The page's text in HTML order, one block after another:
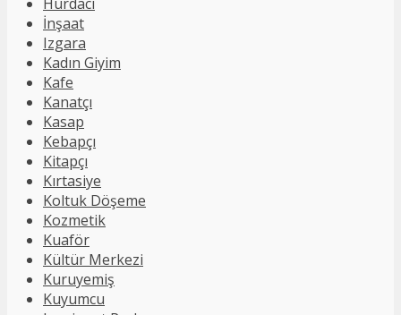
İnşaat
Izgara
Kadın Giyim
Kafe
Kanatçı
Kasap
Kebapçı
Kitapçı
Kırtasiye
Koltuk Döşeme
Kozmetik
Kuaför
Kültür Merkezi
Kuruyemiş
Kuyumcu